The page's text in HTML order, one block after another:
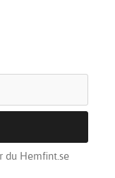
du Hemfint.se